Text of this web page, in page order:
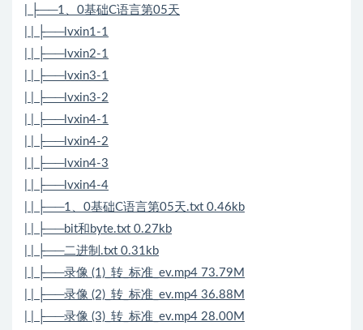
| ├──1、0基础C语言第05天
| | ├──lvxin1-1
| | ├──lvxin2-1
| | ├──lvxin3-1
| | ├──lvxin3-2
| | ├──lvxin4-1
| | ├──lvxin4-2
| | ├──lvxin4-3
| | ├──lvxin4-4
| | ├──1、0基础C语言第05天.txt 0.46kb
| | ├──bit和byte.txt 0.27kb
| | ├──二进制.txt 0.31kb
| | ├──录像 (1)_转_标准_ev.mp4 73.79M
| | ├──录像 (2)_转_标准_ev.mp4 36.88M
| | ├──录像 (3)_转_标准_ev.mp4 28.00M